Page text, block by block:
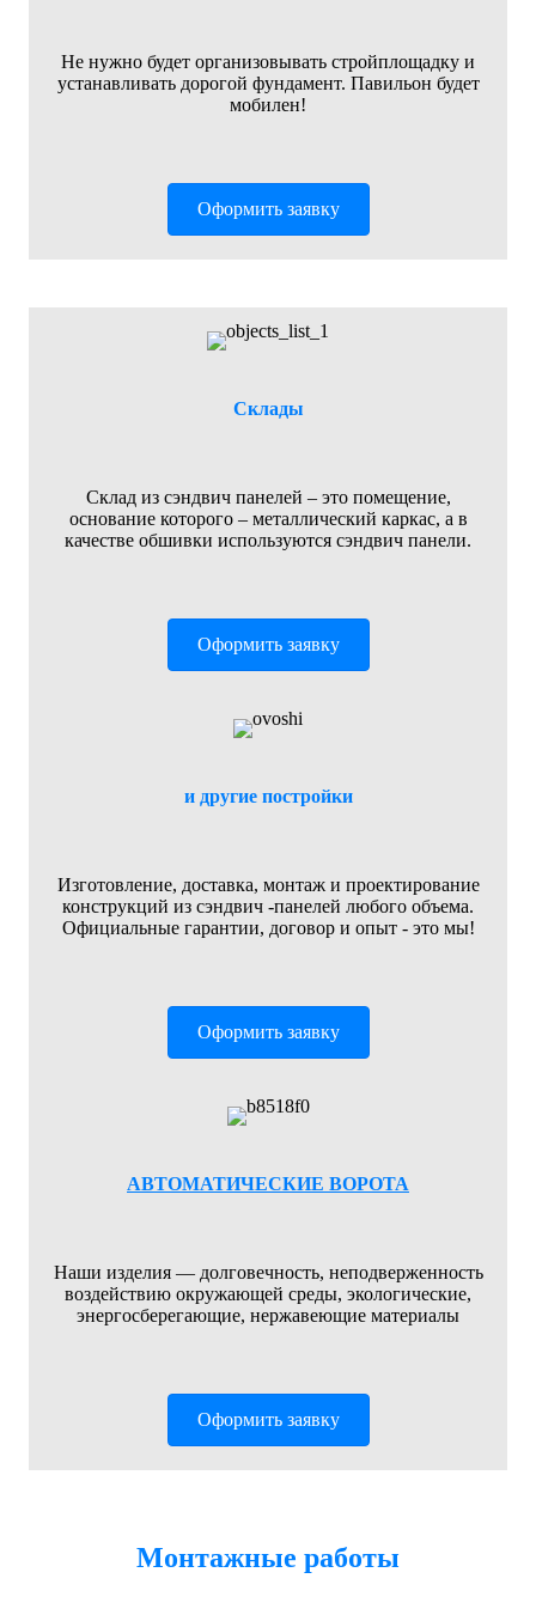
Не нужно будет организовывать стройплощадку и
устанавливать дорогой фундамент. Павильон будет
мобилен!
Оформить заявку
Склады
Склад из сэндвич панелей – это помещение,
основание которого – металлический каркас, а в
качестве обшивки используются сэндвич панели.
Оформить заявку
и другие постройки
Изготовление, доставка, монтаж и проектирование
конструкций из сэндвич -панелей любого объема.
Официальные гарантии, договор и опыт - это мы!
Оформить заявку
АВТОМАТИЧЕСКИЕ ВОРОТА
Наши изделия — долговечность, неподверженность
воздействию окружающей среды, экологические,
энергосберегающие, нержавеющие материалы
Оформить заявку
Монтажные работы